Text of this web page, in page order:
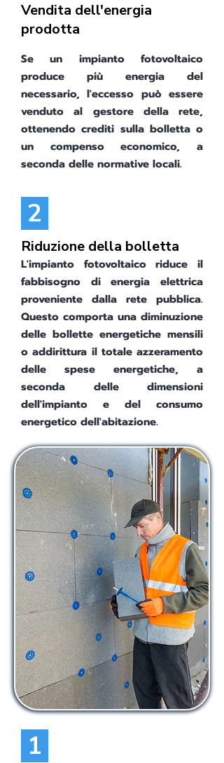
Vendita dell'energia
prodotta
Se un impianto fotovoltaico
produce più energia del
necessario, l'eccesso può essere
venduto al gestore della rete,
ottenendo crediti sulla bolletta o
un compenso economico, a
seconda delle normative locali.
2
Riduzione della bolletta
L'impianto fotovoltaico riduce il
fabbisogno di energia elettrica
proveniente dalla rete pubblica.
Questo comporta una diminuzione
delle bollette energetiche mensili
o addirittura il totale azzeramento
delle spese energetiche, a
seconda delle dimensioni
dell'impianto e del consumo
energetico dell'abitazione.
1